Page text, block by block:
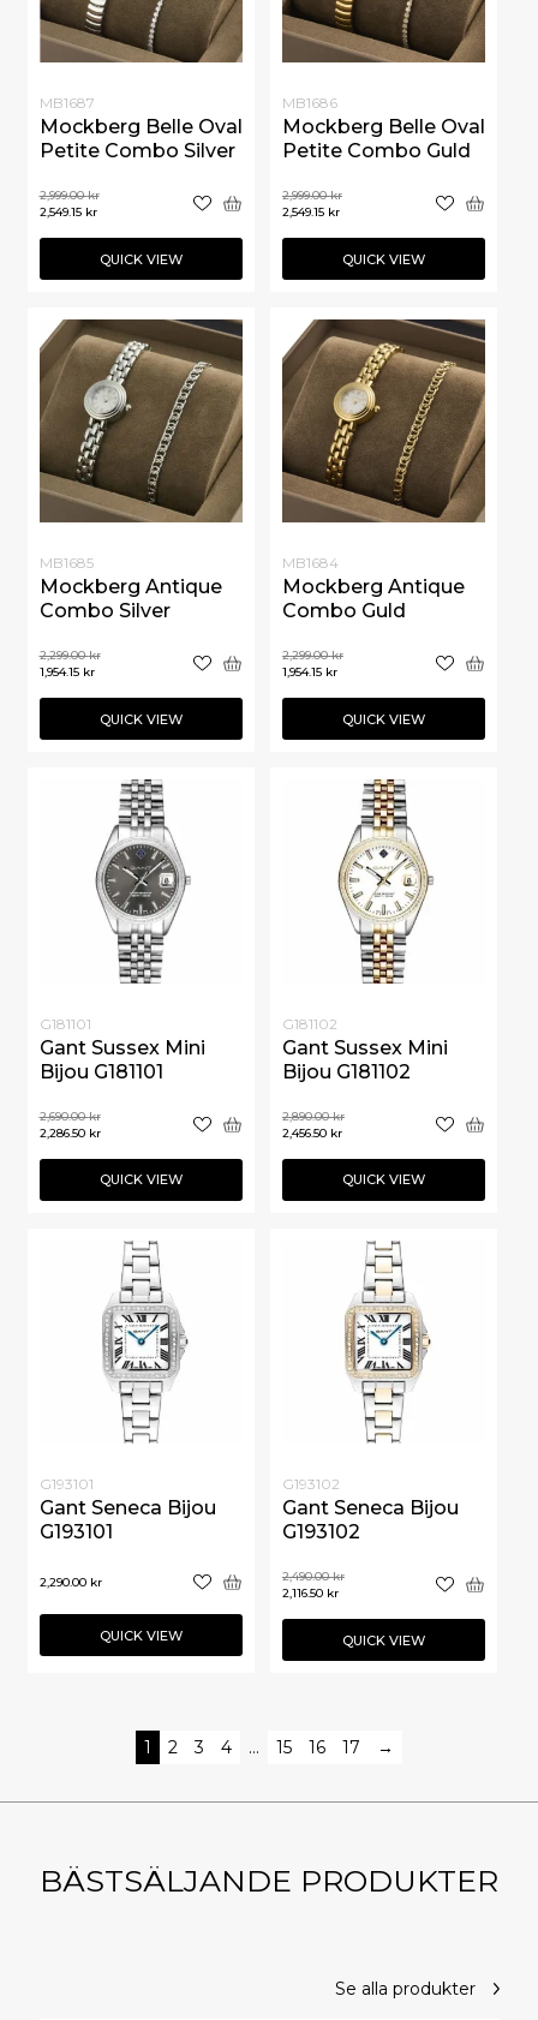
MB1687
Mockberg Belle Oval
Petite Combo Silver
2,999.00kr
2,549.15 kr
QUICK VIEW
MB1686
Mockberg Belle Oval
Petite Combo Guld
2,999.00kr
2,549.15 kr
QUICK VIEW
MB1685
Mockberg Antique
Combo Silver
2,299.00kr
1,954.15 kr
QUICK VIEW
MB1684
Mockberg Antique
Combo Guld
2,299.00kr
1,954.15 kr
QUICK VIEW
G181101
Gant Sussex Mini
Bijou G181101
2,690.00kr
2,286.50 kr
QUICK VIEW
G181102
Gant Sussex Mini
Bijou G181102
2,890.00kr
2,456.50 kr
QUICK VIEW
G193101
Gant Seneca Bijou
G193101
2,290.00 kr
QUICK VIEW
G193102
Gant Seneca Bijou
G193102
2,490.00kr
2,116.50 kr
QUICK VIEW
1 2 3 4 … 15 16 17 →
BÄSTSÄLJANDE PRODUKTER
Se alla produkter